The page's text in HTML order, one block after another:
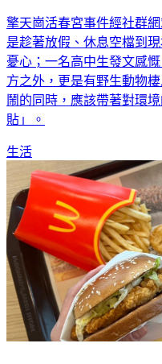
擎天崗活春宮事件經社群
是趁著放假、休息空檔到
憂心；一名高中生發文感
方之外，更是有野生動物
鬧的同時，應該帶著對環
貼」。
生活